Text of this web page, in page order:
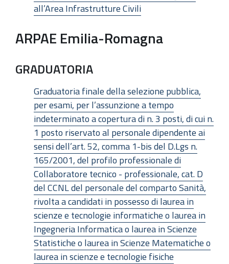
all’Area Infrastrutture Civili
ARPAE Emilia-Romagna
GRADUATORIA
Graduatoria finale della selezione pubblica,
per esami, per l’assunzione a tempo
indeterminato a copertura di n. 3 posti, di cui n.
1 posto riservato al personale dipendente ai
sensi dell’art. 52, comma 1-bis del D.Lgs n.
165/2001, del profilo professionale di
Collaboratore tecnico - professionale, cat. D
del CCNL del personale del comparto Sanità,
rivolta a candidati in possesso di laurea in
scienze e tecnologie informatiche o laurea in
Ingegneria Informatica o laurea in Scienze
Statistiche o laurea in Scienze Matematiche o
laurea in scienze e tecnologie fisiche